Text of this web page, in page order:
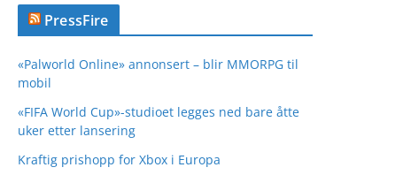
PressFire
«Palworld Online» annonsert – blir MMORPG til
mobil
«FIFA World Cup»-studioet legges ned bare åtte
uker etter lansering
Kraftig prishopp for Xbox i Europa